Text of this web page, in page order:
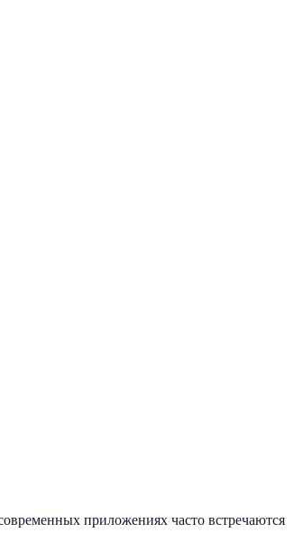
приложениях часто встречаются